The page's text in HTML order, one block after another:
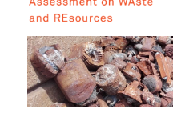
AWARE